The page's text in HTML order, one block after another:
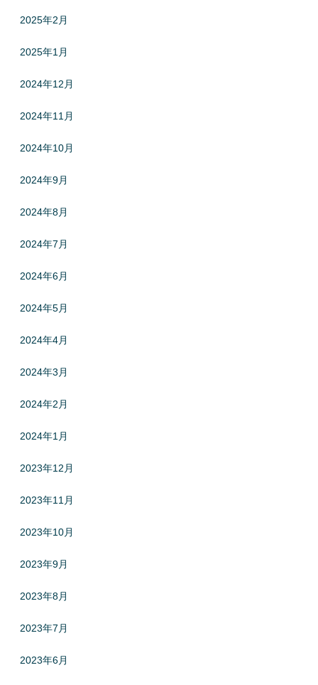
2025年2月
2025年1月
2024年12月
2024年11月
2024年10月
2024年9月
2024年8月
2024年7月
2024年6月
2024年5月
2024年4月
2024年3月
2024年2月
2024年1月
2023年12月
2023年11月
2023年10月
2023年9月
2023年8月
2023年7月
2023年6月